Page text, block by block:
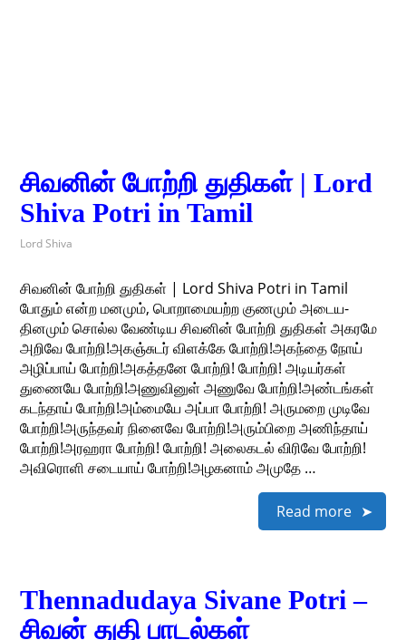
சிவனின் போற்றி துதிகள் | Lord
Shiva Potri in Tamil
Lord Shiva
சிவனின் போற்றி துதிகள் | Lord Shiva Potri in Tamil
போதும் என்ற மனமும், பொறாமையற்ற குணமும் அடைய-
தினமும் சொல்ல வேண்டிய சிவனின் போற்றி துதிகள் அகரமே
அறிவே போற்றி!அகஞ்சுடர் விளக்கே போற்றி!அகந்தை நோய்
அழிப்பாய் போற்றி!அகத்தனே போற்றி! போற்றி! அடியர்கள்
துணையே போற்றி!அணுவினுள் அணுவே போற்றி!அண்டங்கள்
கடந்தாய் போற்றி!அம்மையே அப்பா போற்றி! அருமறை முடிவே
போற்றி!அருந்தவர் நினைவே போற்றி!அரும்பிறை அணிந்தாய்
போற்றி!அரஹரா போற்றி! போற்றி! அலைகடல் விரிவே போற்றி!
அவிரொளி சடையாய் போற்றி!அழகனாம் அமுதே …
Read more
Thennadudaya Sivane Potri –
சிவன் துதி பாடல்கள்